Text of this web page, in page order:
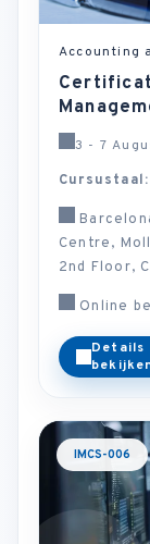
Accounting
3 - 7
Cursustaal:
Centre,
2nd Floor,
Online
Details
IMCS-006